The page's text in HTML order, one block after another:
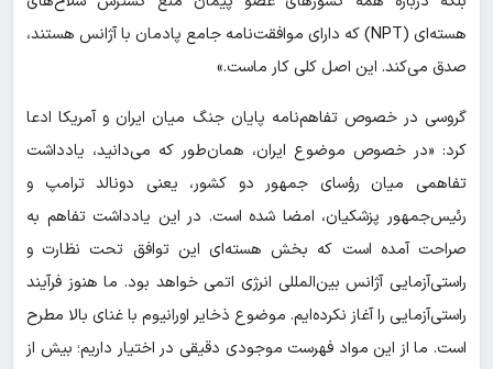
هسته‌ای (NPT) که دارای موافقت‌نامه جامع پادمان با آژانس هستند،
صدق می‌کند. این اصل کلی کار ماست.»
گروسی در خصوص تفاهم‌نامه پایان جنگ میان ایران و آمریکا ادعا
کرد: «در خصوص موضوع ایران، همان‌طور که می‌دانید، یادداشت
تفاهمی میان رؤسای جمهور دو کشور، یعنی دونالد ترامپ و
رئیس‌جمهور پزشکیان، امضا شده است. در این یادداشت تفاهم به
صراحت آمده است که بخش هسته‌ای این توافق تحت نظارت و
راستی‌آزمایی آژانس بین‌المللی انرژی اتمی خواهد بود. ما هنوز فرآیند
راستی‌آزمایی را آغاز نکرده‌ایم. موضوع ذخایر اورانیوم با غنای بالا مطرح
است. ما از این مواد فهرست موجودی دقیقی در اختیار داریم؛ بیش از